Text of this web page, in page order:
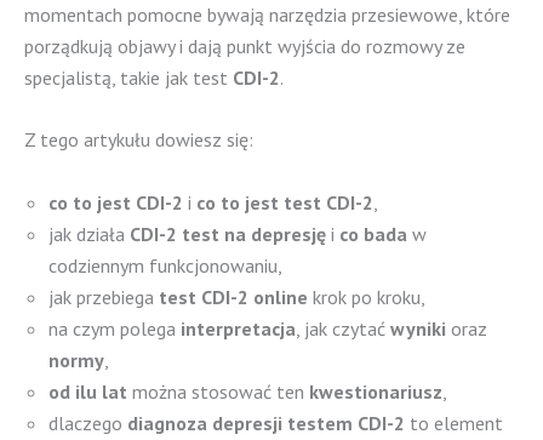
momentach pomocne bywają narzędzia przesiewowe, które
porządkują objawy i dają punkt wyjścia do rozmowy ze
specjalistą, takie jak test CDI-2.
Z tego artykułu dowiesz się:
co to jest CDI-2 i co to jest test CDI-2
jak działa CDI-2 test na depresję i co bada w
codziennym funkcjonowaniu,
jak przebiega test CDI-2 online krok po kroku,
na czym polega interpretacja , jak czytać wyniki oraz
normy
od ilu lat można stosować ten kwestionariusz
dlaczego diagnoza depresji testem CDI-2 to element